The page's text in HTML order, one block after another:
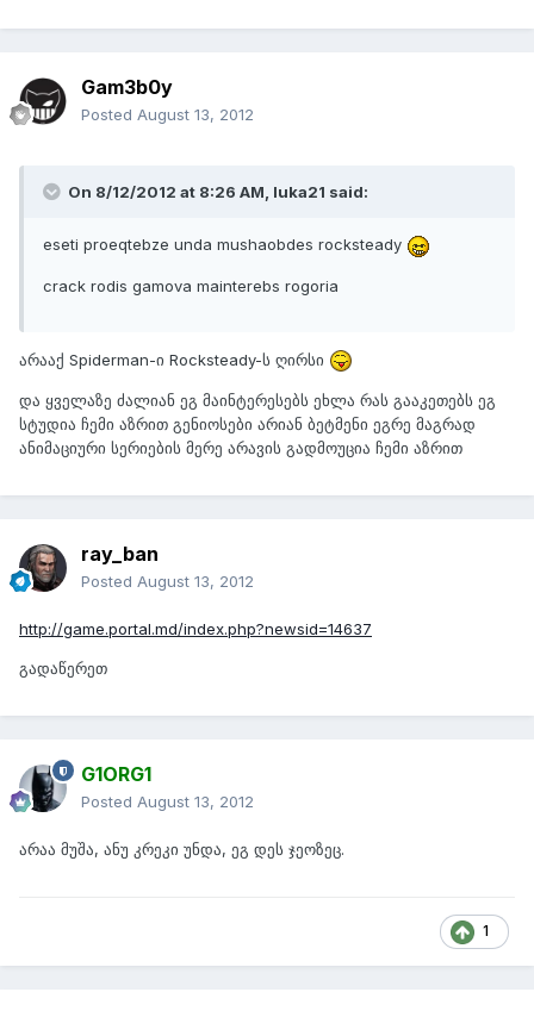
Gam3b0y
Posted August 13, 2012
On 8/12/2012 at 8:26 AM, luka21 said:
eseti proeqtebze unda mushaobdes rocksteady
crack rodis gamova mainterebs rogoria
არააქ Spiderman-ი Rocksteady-ს ღირსი
და ყველაზე ძალიან ეგ მაინტერესებს ეხლა რას გააკეთებს ეგ
სტუდია ჩემი აზრით გენიოსები არიან ბეტმენი ეგრე მაგრად
ანიმაციური სერიების მერე არავის გადმოუცია ჩემი აზრით
ray_ban
Posted August 13, 2012
http://game.portal.md/index.php?newsid=14637
გადაწერეთ
G1ORG1
Posted August 13, 2012
არაა მუშა, ანუ კრეკი უნდა, ეგ დეს ჯეოზეც.
1